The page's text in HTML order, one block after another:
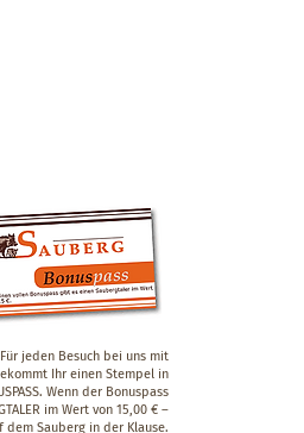
jeden Besuch bei uns mit
Ihr einen Stempel in
Wenn der Bonuspass
im Wert von 15,00 € –
dem Sauberg in der Klause.